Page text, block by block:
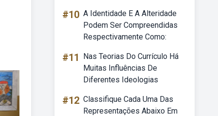
#10 A Identidade E A Alteridade
Podem Ser Compreendidas
Respectivamente Como:
#11
Nas Teorias Do Currículo Há
Muitas Influências De
Diferentes Ideologias
#12 Classifique Cada Uma Das
Representações Abaixo Em